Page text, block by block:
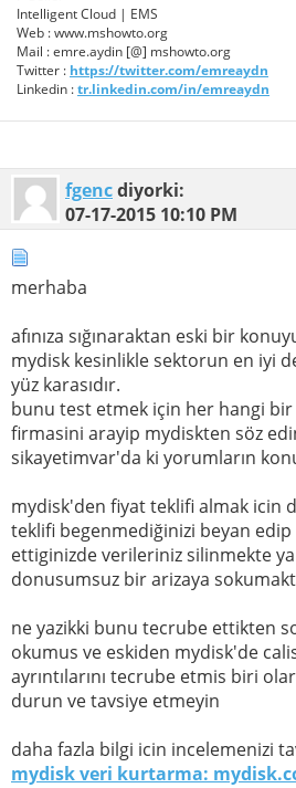
Intelligent Cloud | EMS
Web : www.mshowto.org
Mail : emre.aydin [@] mshowto.org
Twitter : https://twitter.com/emreaydn
Linkedin :tr.linkedin.com/in/emreaydn
fgencdiyorki:
07-17-2015 10:10 PM
merhaba
afınıza sığınaraktan eski bir
mydisk kesinlikle sektorun en iyi
yüz karasıdır.
bunu test etmek için her hangi
firmasini arayip mydiskten söz
sikayetimvar'da ki yorumların
mydisk'den fiyat teklifi almak icin
teklifi begenmediğinizi beyan
ettiginizde verileriniz silinmekte
donusumsuz bir arizaya
ne yazikki bunu tecrube ettikten
okumus ve eskiden mydisk'de
ayrıntılarını tecrube etmis biri
durun ve tavsiye etmeyin
daha fazla bilgi icin incelemenizi
mydisk veri kurtarma: